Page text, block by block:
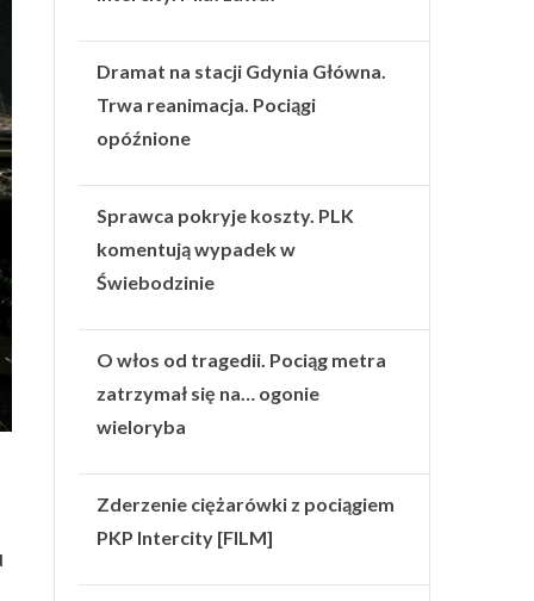
Dramat na stacji Gdynia Główna.
Trwa reanimacja. Pociągi
opóźnione
Sprawca pokryje koszty. PLK
komentują wypadek w
Świebodzinie
O włos od tragedii. Pociąg metra
zatrzymał się na… ogonie
wieloryba
Zderzenie ciężarówki z pociągiem
PKP Intercity [FILM]